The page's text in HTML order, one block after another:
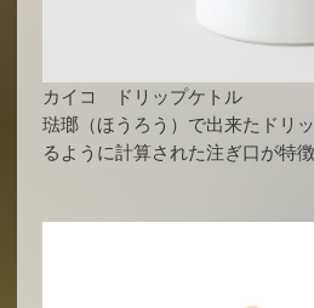
カイコ ドリップケトル
琺瑯（ほうろう）で出来たドリ
るように計算された注ぎ口が特徴